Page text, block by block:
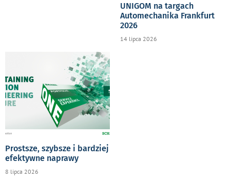
UNIGOM na targach
Automechanika Frankfurt
2026
14 lipca 2026
Prostsze, szybsze i bardziej
efektywne naprawy
8 lipca 2026